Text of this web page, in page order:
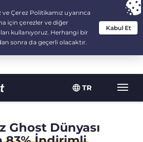
TR
Dealfor 2.1666666666667-years at $
/month
Ghost Dünyası